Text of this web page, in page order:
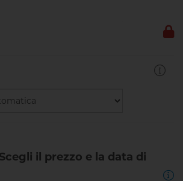
il prezzo e la data di